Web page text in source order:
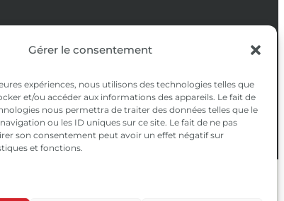
Gérer le consentement
expériences, nous utilisons des technologies telles que
et/ou accéder aux informations des appareils. Le fait de
nous permettra de traiter des données telles que le
ou les ID uniques sur ce site. Le fait de ne pas
son consentement peut avoir un effet négatif sur
et fonctions.